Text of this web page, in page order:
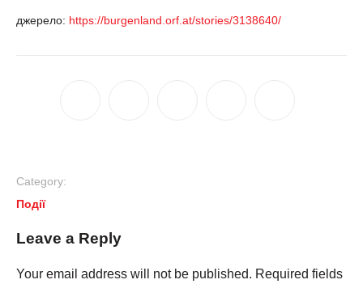
джерело: https://burgenland.orf.at/stories/3138640/
Category:
Події
Leave a Reply
Your email address will not be published. Required fields